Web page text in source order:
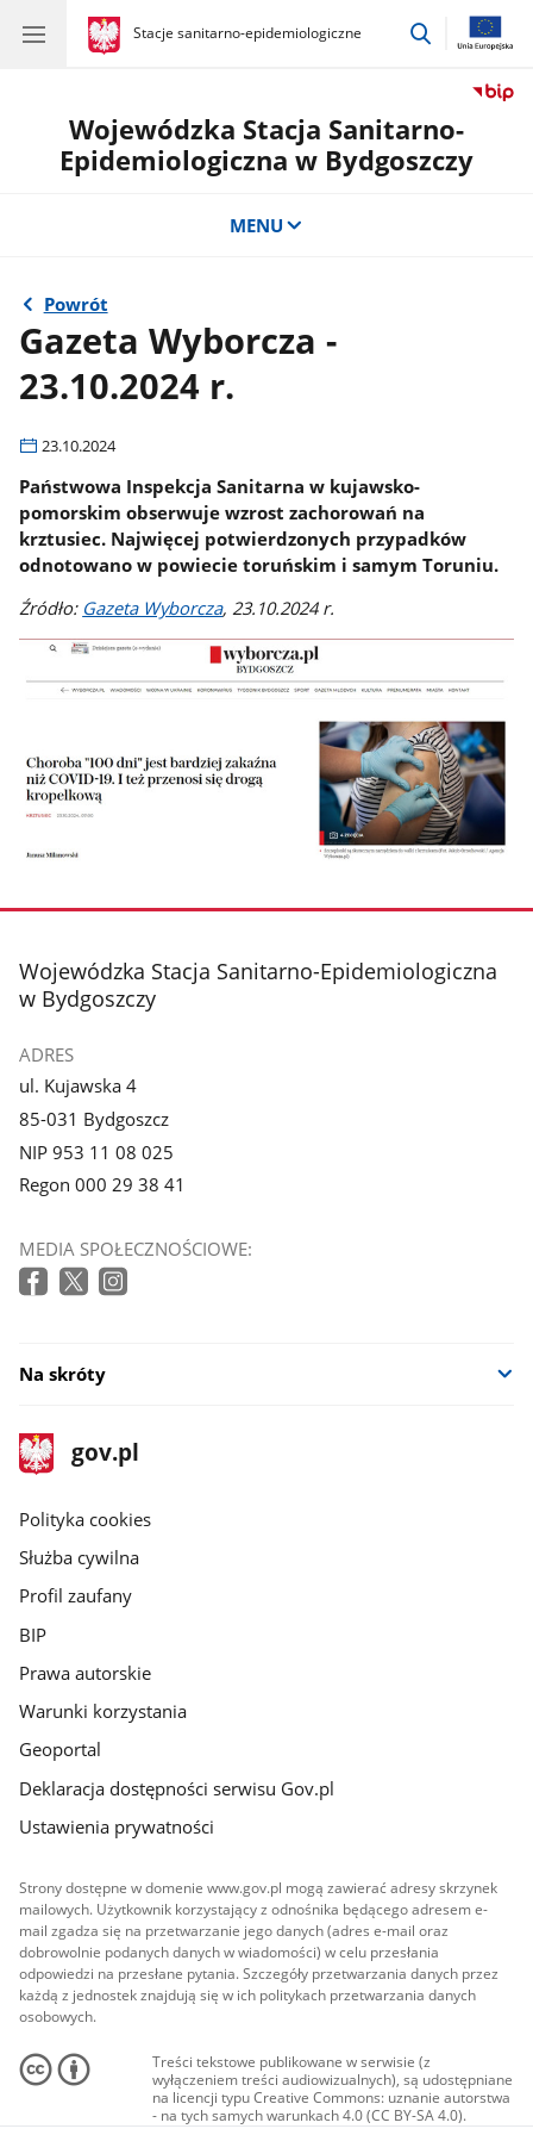
gov.pl
Stacje sanitarno-epidemiologiczne
gov.pl
Stacje
przejdź
Wojewódzka Stacja Sanitarno-
Epidemiologiczna w Bydgoszczy
MENU
Powrót
Gazeta Wyborcza -
23.10.2024 r.
23.10.2024
Państwowa Inspekcja Sanitarna w kujawsko-
pomorskim obserwuje wzrost zachorowań na
krztusiec. Najwięcej potwierdzonych przypadków
odnotowano w powiecie toruńskim i samym Toruniu.
Źródło: Gazeta Wyborcza, 23.10.2024 r.
stopka
Wojewódzka Stacja Sanitarno-Epidemiologiczna
w Bydgoszczy
ADRES
ul. Kujawska 4
85-031 Bydgoszcz
NIP 953 11 08 025
Regon 000 29 38 41
MEDIA SPOŁECZNOŚCIOWE:
Na skróty
stopka
gov.pl
Strona
gov.pl
gov.pl
Polityka cookies
Służba cywilna
Profil zaufany
BIP
Prawa autorskie
Warunki korzystania
Geoportal
Deklaracja dostępności serwisu Gov.pl
Ustawienia prywatności
Strony dostępne w domenie www.gov.pl mogą zawierać adresy skrzynek
mailowych. Użytkownik korzystający z odnośnika będącego adresem e-
mail zgadza się na przetwarzanie jego danych (adres e-mail oraz
dobrowolnie podanych danych w wiadomości) w celu przesłania
odpowiedzi na przesłane pytania. Szczegóły przetwarzania danych przez
każdą z jednostek znajdują się w ich politykach przetwarzania danych
osobowych.
Treści tekstowe publikowane w serwisie (z
wyłączeniem treści audiowizualnych), są udostępniane
na licencji typu Creative Commons: uznanie autorstwa
- na tych samych warunkach 4.0 (CC BY-SA 4.0).